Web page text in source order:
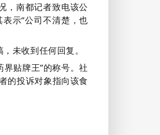
，南都记者致电该公
示“公司不清楚，也
未收到任何回复。
贴牌王”的称号。社
的投诉对象指向该食